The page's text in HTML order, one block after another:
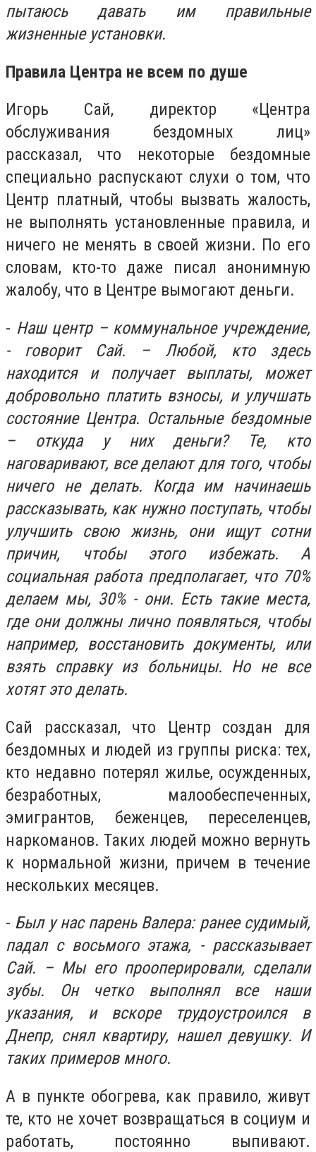
пытаюсь давать им правильные
жизненные установки.
Правила Центра не всем по душе
Игорь Сай, директор «Центра
обслуживания бездомных лиц»
рассказал, что некоторые бездомные
специально распускают слухи о том, что
Центр платный, чтобы вызвать жалость,
не выполнять установленные правила, и
ничего не менять в своей жизни. По его
словам, кто-то даже писал анонимную
жалобу, что в Центре вымогают деньги.
- Наш центр – коммунальное учреждение,
- говорит Сай. – Любой, кто здесь
находится и получает выплаты, может
добровольно платить взносы, и улучшать
состояние Центра. Остальные бездомные
– откуда у них деньги? Те, кто
наговаривают, все делают для того, чтобы
ничего не делать. Когда им начинаешь
рассказывать, как нужно поступать, чтобы
улучшить свою жизнь, они ищут сотни
причин, чтобы этого избежать. А
социальная работа предполагает, что 70%
делаем мы, 30% - они. Есть такие места,
где они должны лично появляться, чтобы
например, восстановить документы, или
взять справку из больницы. Но не все
хотят это делать.
Сай рассказал, что Центр создан для
бездомных и людей из группы риска: тех,
кто недавно потерял жилье, осужденных,
безработных, малообеспеченных,
эмигрантов, беженцев, переселенцев,
наркоманов. Таких людей можно вернуть
к нормальной жизни, причем в течение
нескольких месяцев.
- Был у нас парень Валера: ранее судимый,
падал с восьмого этажа, - рассказывает
Сай. – Мы его прооперировали, сделали
зубы. Он четко выполнял все наши
указания, и вскоре трудоустроился в
Днепр, снял квартиру, нашел девушку. И
таких примеров много.
А в пункте обогрева, как правило, живут
те, кто не хочет возвращаться в социум и
работать, постоянно выпивают.